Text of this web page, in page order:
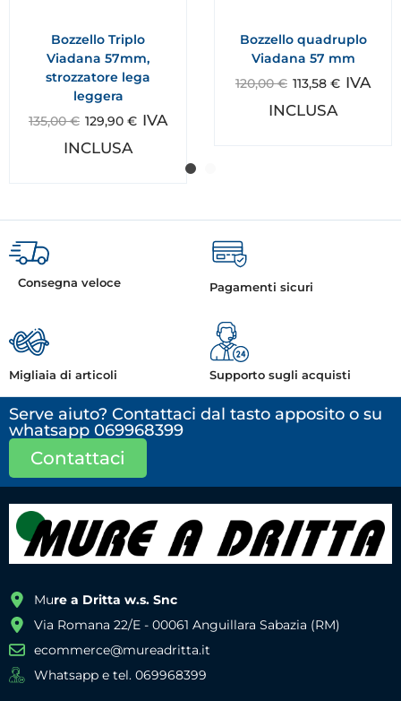
Bozzello Triplo
Viadana 57mm,
strozzatore lega
leggera
135,00€ 129,90 € IVA
INCLUSA
Bozzello quadruplo
Viadana 57 mm
120,00€ 113,58 € IVA
INCLUSA
Consegna veloce Pagamenti sicuri
Migliaia di articoli Supporto sugli acquisti
Serve aiuto? Contattaci dal tasto apposito o su
whatsapp 069968399
Contattaci
Mure a Dritta w.s. Snc
Via Romana 22/E - 00061 Anguillara Sabazia (RM)
ecommerce@mureadritta.it
Whatsapp e tel. 069968399